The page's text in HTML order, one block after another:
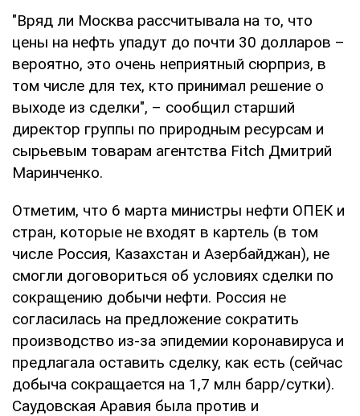
"Вряд ли Москва рассчитывала на то, что
цены на нефть упадут до почти 30 долларов –
вероятно, это очень неприятный сюрприз, в
том числе для тех, кто принимал решение о
выходе из сделки", – сообщил старший
директор группы по природным ресурсам и
сырьевым товарам агентства Fitch Дмитрий
Маринченко.
Отметим, что 6 марта министры нефти ОПЕК и
стран, которые не входят в картель (в том
числе Россия, Казахстан и Азербайджан), не
смогли договориться об условиях сделки по
сокращению добычи нефти. Россия не
согласилась на предложение сократить
производство из-за эпидемии коронавируса и
предлагала оставить сделку, как есть (сейчас
добыча сокращается на 1,7 млн барр/сутки).
Саудовская Аравия была против и